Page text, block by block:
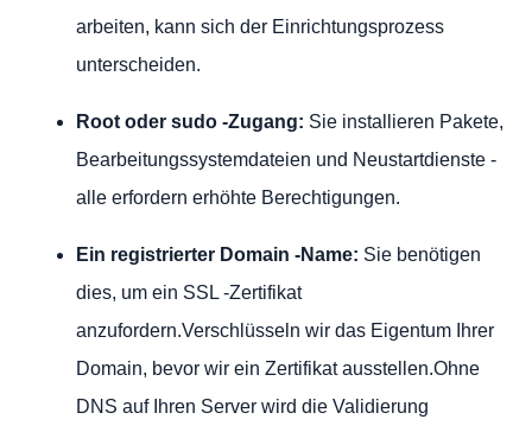
arbeiten, kann sich der Einrichtungsprozess
unterscheiden.
Root oder sudo -Zugang: Sie installieren Pakete,
Bearbeitungssystemdateien und Neustartdienste -
alle erfordern erhöhte Berechtigungen.
Ein registrierter Domain -Name: Sie benötigen
dies, um ein SSL -Zertifikat
anzufordern.Verschlüsseln wir das Eigentum Ihrer
Domain, bevor wir ein Zertifikat ausstellen.Ohne
DNS auf Ihren Server wird die Validierung